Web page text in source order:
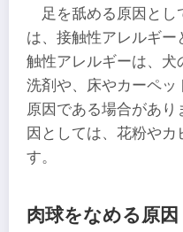
足を舐める原因と
は、接触性アレルギ
触性アレルギーは、犬
洗剤や、床やカーペ
原因である場合があ
因としては、花粉やカ
す。
肉球をなめる原因